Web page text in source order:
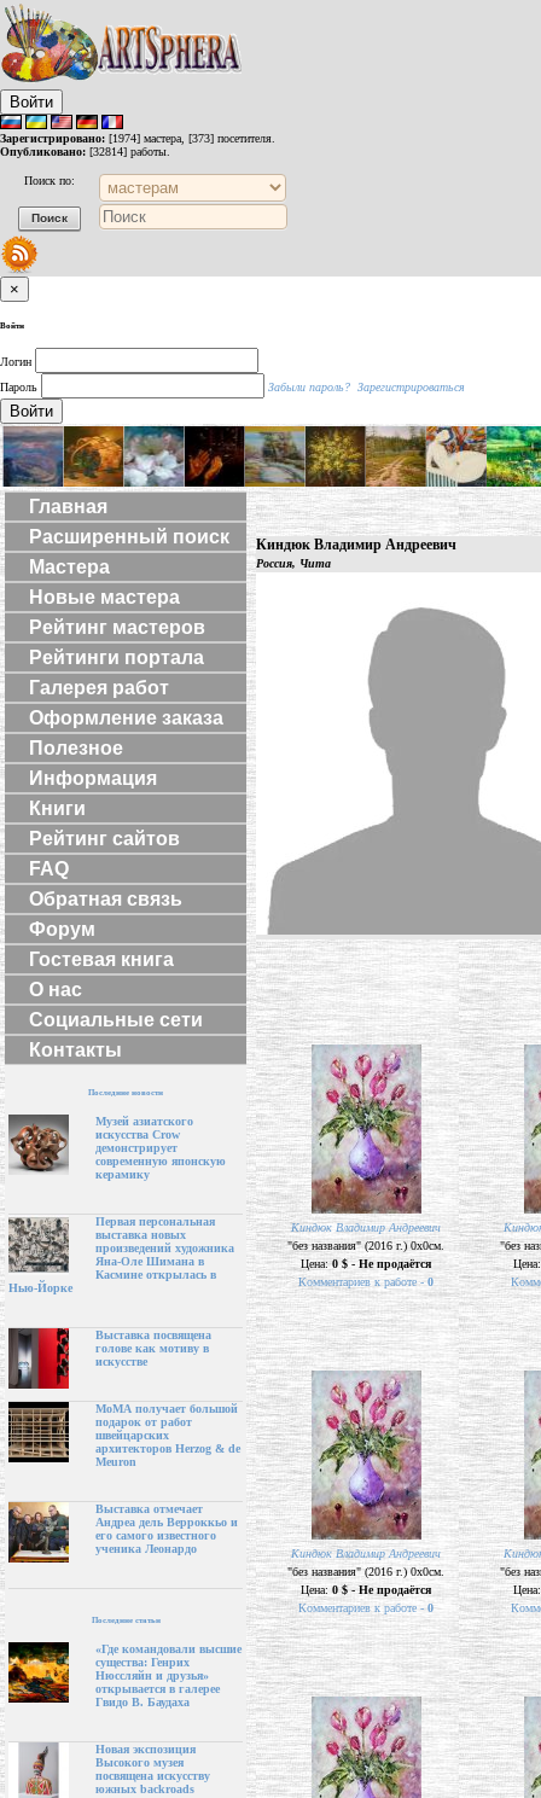
Войти
Зарегистрировано: [1974] мастера, [373] посетителя.
Опубликовано: [32814] работы.
Поиск по:
×
Войти
Логин
Пароль
Забыли пароль? Зарегистрироваться
Войти
Главная
Расширенный поиск
Мастера
Новые мастера
Рейтинг мастеров
Рейтинги портала
Галерея работ
Оформление заказа
Полезное
Информация
Книги
Рейтинг сайтов
FAQ
Обратная связь
Форум
Гостевая книга
О нас
Социальные сети
Контакты
Последние новости
Музей азиатского
искусства Crow
демонстрирует
современную японскую
керамику
Первая персональная
выставка новых
произведений художника
Яна-Оле Шимана в
Касмине открылась в
Нью-Йорке
Выставка посвящена
голове как мотиву в
искусстве
МоМА получает большой
подарок от работ
швейцарских
архитекторов Herzog & de
Meuron
Выставка отмечает
Андреа дель Верроккьо и
его самого известного
ученика Леонардо
Последние статьи
«Где командовали высшие
существа: Генрих
Нюссляйн и друзья»
открывается в галерее
Гвидо В. Баудаха
Новая экспозиция
Высокого музея
посвящена искусству
южных backroads
Киндюк Владимир Андреевич
Россия, Чита
Киндюк Владимир Андреевич
"без названия" (2016 г.) 0х0см.
Цена:0 $ - Не продаётся
Комментариев к работе - 0
"без
Киндюк Владимир Андреевич
"без названия" (2016 г.) 0х0см.
Цена: 0 $ - Не продаётся
Комментариев к работе - 0
"без